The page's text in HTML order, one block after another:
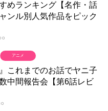
めランキング【名作・話
ンル別人気作品をピック
これまでのお話でヤニ子
中間報告会【第6話レビ
アニメ